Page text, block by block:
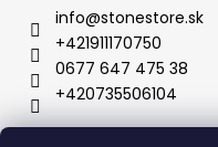
info@stonestore.sk
+421911170750
0677 647 475 38
+420735506104